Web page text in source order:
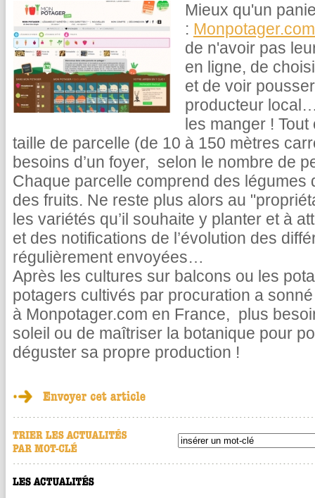
Mieux qu'un
: Monpotager.com
de n'avoir pas
en ligne, de
et de voir
producteur
les manger !
taille de parcelle (de 10 à 150 mètres
besoins d’un foyer, selon le nombre de
Chaque parcelle comprend des légumes
des fruits. Ne reste plus alors au
les variétés qu’il souhaite y planter et à
et des notifications de l’évolution des
régulièrement envoyées…
Après les cultures sur balcons ou les
potagers cultivés par procuration a
à Monpotager.com en France, plus
soleil ou de maîtriser la botanique pour
déguster sa propre production !